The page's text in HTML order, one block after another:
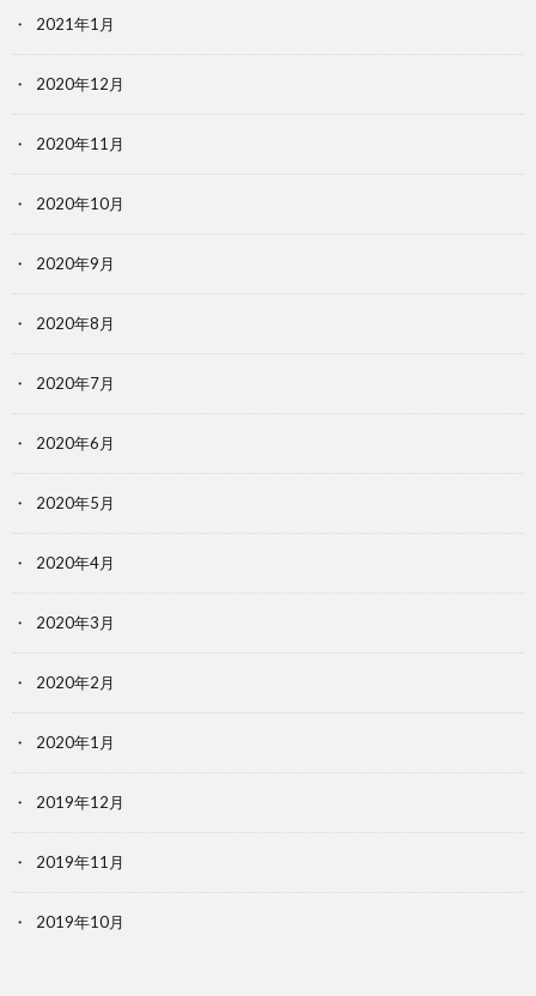
2021年1月
2020年12月
2020年11月
2020年10月
2020年9月
2020年8月
2020年7月
2020年6月
2020年5月
2020年4月
2020年3月
2020年2月
2020年1月
2019年12月
2019年11月
2019年10月